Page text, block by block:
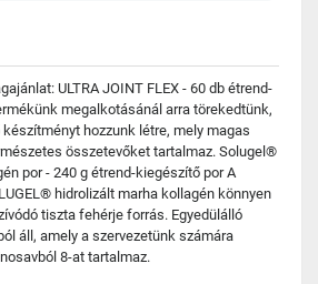
ULTRA JOINT FLEX - 60 db étrend-
megalkotásánál arra törekedtünk,
hozzunk létre, mely magas
összetevőket tartalmaz. Solugel®
por - 240 g étrend-kiegészítő por A
hidrolizált marha kollagén könnyen
tiszta fehérje forrás. Egyedülálló
áll, amely a szervezetünk számára
8-at tartalmaz.